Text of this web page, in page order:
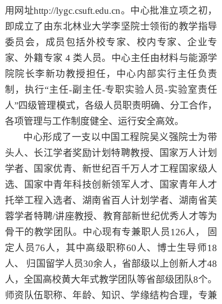
用网址http://lygc.csuft.edu.cn。中心批准立项之初，
即成立了由东北林业大学李坚院士领衔的教学指导
委员会，成员包括外校专家、校内专家、企业专
家、外籍专家 4 类人员。中心主任由材料与能源学
院院长李新功教授担任，中心内部实行主任负责
制，执行“主任-副主任-专职实验人员-实验室责任
人”四级管理模式，各级人员职责明确、分工合作，
各项管理与工作制度健全、运行安全高效。
中心形成了一支以中国工程院吴义强院士为带
头人、长江学者奖励计划特聘教授、国家万人计划
学者、国家优青、新世纪百千万人才工程国家级人
选、国家中青年科技创新领军人才、国家青年人才
托举工程入选者、湖南省百人计划学者、湖南省芙
蓉学者特聘/讲座教授、教育部新世纪优秀人才等为
骨干的教学团队。中心现有专兼职人员126人， 固
定人员76人，其中高级职称60人、博士生导师18
人、 归国留学人员30余人，省部级以上创新人才48
人，全国高校黄大年式教学团队等省部级团队8个。
师资队伍职称、年龄、知识、学缘结构合理，专兼